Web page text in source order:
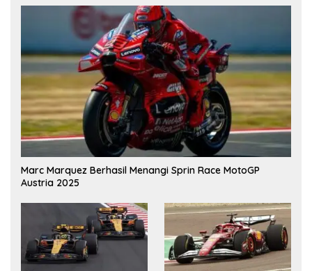
Marc Marquez Berhasil Menangi Sprin Race MotoGP
Austria 2025